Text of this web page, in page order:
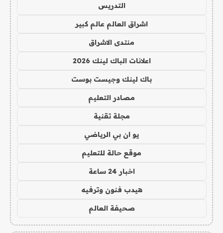
التدريس
اشراق العالم عالم كبير
منتدى الاشراق
اعلانات الباك لينك 2026
باك لينك وجيست بوست
مصادر التعليم
مجلة تقنية
يو ان بي الرياضي
موقع حالة للتعليم
اخبار 24 ساعة
هيدب فنون وترفيه
صحيفة العالم